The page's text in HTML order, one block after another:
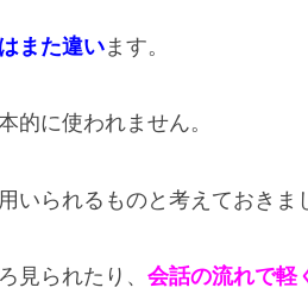
また違います。
的に使われません。
られるものと考えておきま
見られたり、 会話の流れで軽